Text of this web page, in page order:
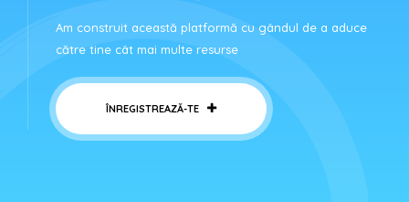
Am construit această platformă cu gândul de a aduce
către tine cât mai multe resurse
ÎNREGISTREAZĂ-TE